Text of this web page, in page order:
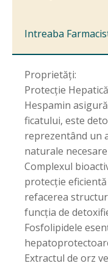
Intreaba
Proprietăți:
Protecție Hepatică
Hespamin
ficatului, este
reprezentând un
naturale
Complexul
protecție
refacerea
funcția de
Fosfolipidele
Extractul de orz